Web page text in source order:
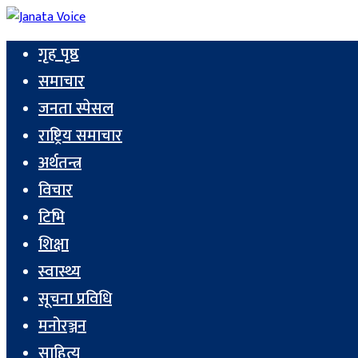
गृह पृष्ठ
समाचार
जनता स्पेसल
राष्ट्रिय समाचार
अर्थतन्त्र
विचार
टिभि
शिक्षा
स्वास्थ्य
सूचना प्रविधि
मनोरञ्जन